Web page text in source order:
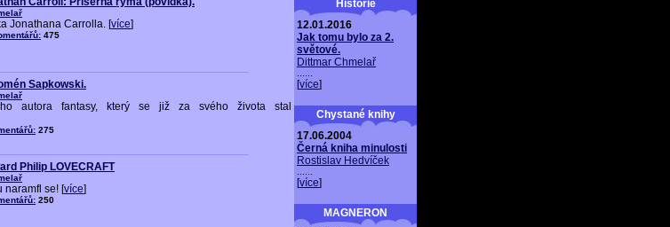
Jonathana Carrolla. [více]
475
Sapkowski.
autora fantasy, který se již za svého života stal
275
Philip LOVECRAFT
naramfl se! [více]
250
Historie
12.01.2016
Jak tomu bylo za 2.
světové.
Dittmar Chmelař
[více]
Chystané knihy
17.06.2004
Černá kniha minulosti
Rostislav Hedvíček
[více]
MAGNERON